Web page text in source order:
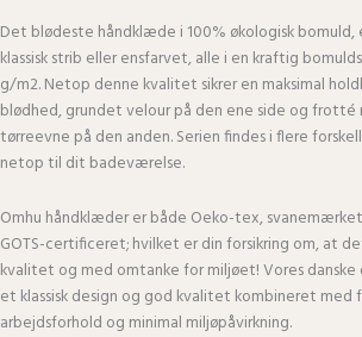
Det blødeste håndklæde i 100% økologisk bomuld,
klassisk strib eller ensfarvet, alle i en kraftig
g/m2. Netop denne kvalitet sikrer en maksimal
blødhed, grundet velour på den ene side og frotté
tørreevne på den anden. Serien findes i flere
netop til dit badeværelse.
Omhu håndklæder er både Oeko-tex,
GOTS-certificeret; hvilket er din forsikring om, at
kvalitet og med omtanke for miljøet! Vores
et klassisk design og god kvalitet kombineret med
arbejdsforhold og minimal miljøpåvirkning.